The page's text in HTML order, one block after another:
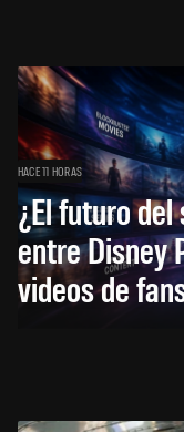
HACE 11 HORAS
¿El futuro
entre Disney
videos de